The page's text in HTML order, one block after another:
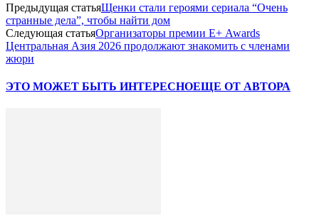
Предыдущая статьяЩенки стали героями сериала “Очень
странные дела”, чтобы найти дом
Следующая статьяОрганизаторы премии Е+ Awards
Центральная Азия 2026 продолжают знакомить с членами
жюри
ЭТО МОЖЕТ БЫТЬ ИНТЕРЕСНОЕЩЕ ОТ АВТОРА